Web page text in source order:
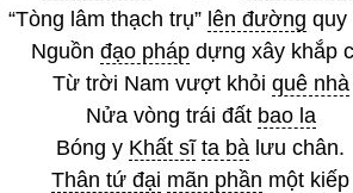
“Tòng lâm thạch trụ” lên đường quy
Nguồn đạo phápdựng xây khắp
Từ trời Nam vượt khỏi quê nhà
Nửa vòng trái đất bao la
Bóng y Khất sĩ ta bà lưu chân.
Thân tứ đại mãn phần một kiếp